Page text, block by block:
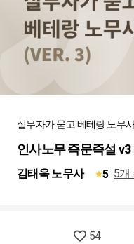
실무자가 묻고 베테랑 노무
인사노무 즉문즉설 v3
김태욱 노무사 5 5개
54